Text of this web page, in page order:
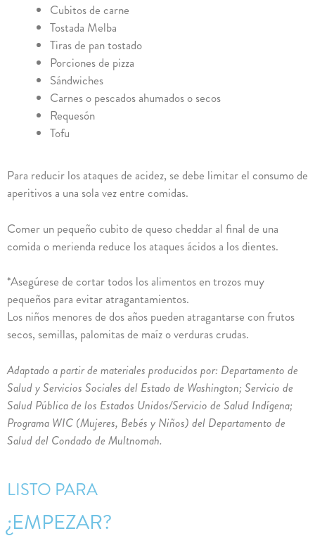
Cubitos de carne
Tostada Melba
Tiras de pan tostado
Porciones de pizza
Sándwiches
Carnes o pescados ahumados o secos
Requesón
Tofu
Para reducir los ataques de acidez, se debe limitar el consumo de
aperitivos a una sola vez entre comidas.
Comer un pequeño cubito de queso cheddar al final de una
comida o merienda reduce los ataques ácidos a los dientes.
*Asegúrese de cortar todos los alimentos en trozos muy
pequeños para evitar atragantamientos.
Los niños menores de dos años pueden atragantarse con frutos
secos, semillas, palomitas de maíz o verduras crudas.
Adaptado a partir de materiales producidos por: Departamento de
Salud y Servicios Sociales del Estado de Washington; Servicio de
Salud Pública de los Estados Unidos/Servicio de Salud Indígena;
Programa WIC (Mujeres, Bebés y Niños) del Departamento de
Salud del Condado de Multnomah.
LISTO PARA
¿EMPEZAR?